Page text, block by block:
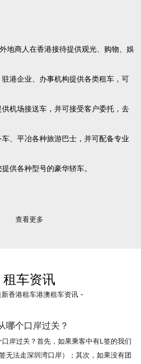
地商人在香港接待提供观光、购物、娛
港企业、办事机构提供各类租车，可
机场接送车，并可接受客户委托，去
、平冶各种旅游巴士，并可配备专业
供各种型号的豪华轿车。
查看更多
租车资讯
香港租车港澳租车资讯 -
哪个口岸过关？
岸过关？首先，如果乘客中有L签的我们
无法走深圳湾口岸）；其次，如果没有团